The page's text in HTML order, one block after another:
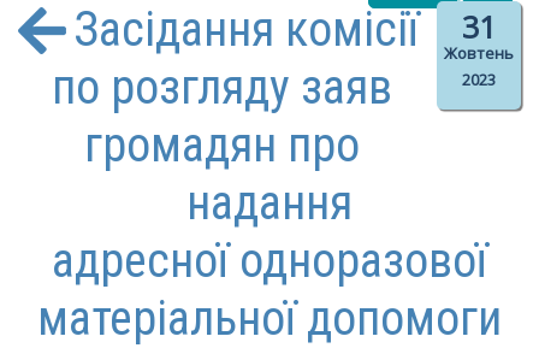
31
Жовтень
2023
Засідання комісії
по розгляду заяв
громадян про
надання
адресної одноразової
матеріальної допомоги